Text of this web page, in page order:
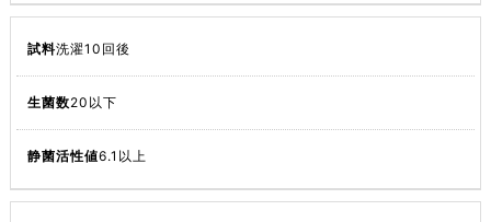
洗濯10回後
20以下
6.1以上